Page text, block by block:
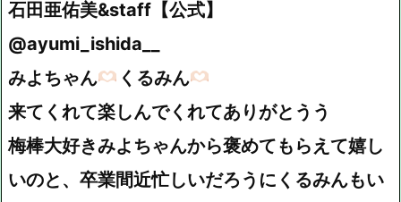
石田亜佑美&staff【公式】
@ayumi_ishida__
みよちゃん
くるみん
来てくれて楽しんでくれてありがとうう
梅棒大好きみよちゃんから褒めてもらえて嬉し
いのと、卒業間近忙しいだろうにくるみんもい